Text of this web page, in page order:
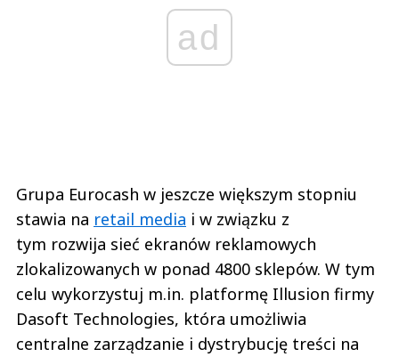
ad
Grupa Eurocash w jeszcze większym stopniu
stawia na retail media i w związku z
tym rozwija sieć ekranów reklamowych
zlokalizowanych w ponad 4800 sklepów. W tym
celu wykorzystuj m.in. platformę Illusion firmy
Dasoft Technologies, która umożliwia
centralne zarządzanie i dystrybucję treści na